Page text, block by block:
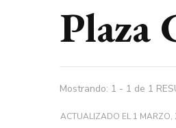
Plaza
Mostrando: 1 - 1 de 1
ACTUALIZADO EL1 MARZO,